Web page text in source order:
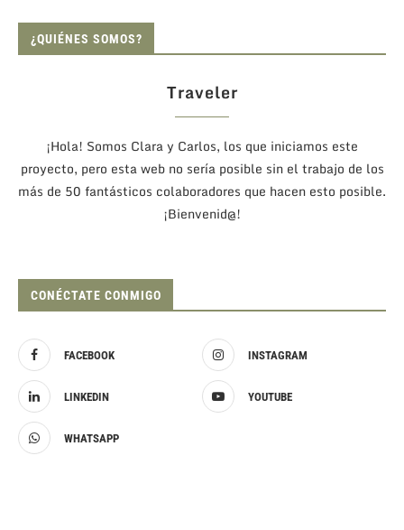
¿QUIÉNES SOMOS?
Traveler
¡Hola! Somos Clara y Carlos, los que iniciamos este
proyecto, pero esta web no sería posible sin el trabajo de los
más de 50 fantásticos colaboradores que hacen esto posible.
¡Bienvenid@!
CONÉCTATE CONMIGO
FACEBOOK INSTAGRAM
LINKEDIN YOUTUBE
WHATSAPP